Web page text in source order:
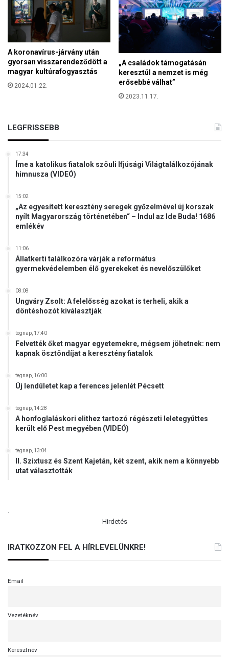
A koronavírus-járvány után
gyorsan visszarendeződött a
magyar kultúrafogyasztás
2024.01.22.
„A családok támogatásán
keresztül a nemzet is még
erősebbé válhat”
2023.11.17.
LEGFRISSEBB
17:34
Íme a katolikus fiatalok szöuli Ifjúsági Világtalálkozójának
himnusza (VIDEÓ)
15:02
„Az egyesített keresztény seregek győzelmével új korszak
nyílt Magyarország történetében“ – Indul az Ide Buda! 1686
emlékév
11:06
Állatkerti találkozóra várják a református
gyermekvédelemben élő gyerekeket és nevelőszülőket
08:08
Ungváry Zsolt: A felelősség azokat is terheli, akik a
döntéshozót kiválasztják
tegnap, 17:40
Felvették őket magyar egyetemekre, mégsem jöhetnek: nem
kapnak ösztöndíjat a keresztény fiatalok
tegnap, 16:00
Új lendületet kap a ferences jelenlét Pécsett
tegnap, 14:28
A honfoglaláskori elithez tartozó régészeti leletegyüttes
került elő Pest megyében (VIDEÓ)
tegnap, 13:04
II. Szixtusz és Szent Kajetán, két szent, akik nem a könnyebb
utat választották
.
Hirdetés
IRATKOZZON FEL A HÍRLEVELÜNKRE!
Email
Vezetéknév
Keresztnév